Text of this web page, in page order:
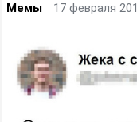
Мемы 17 февраля